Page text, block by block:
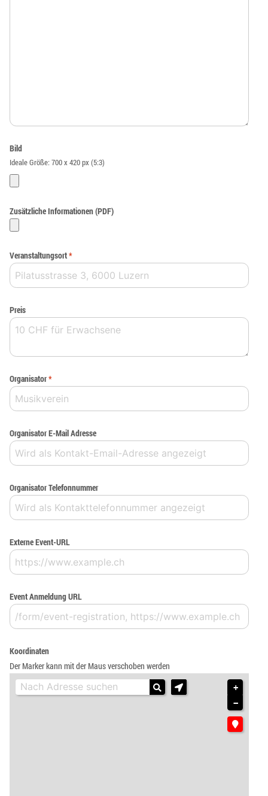
Bild
Ideale Größe: 700 x 420 px (5:3)
Zusätzliche Informationen (PDF)
Veranstaltungsort*
Preis
Organisator*
Organisator E-Mail Adresse
Organisator Telefonnummer
Externe Event-URL
Event Anmeldung URL
Koordinaten
Der Marker kann mit der Maus verschoben werden
+
−